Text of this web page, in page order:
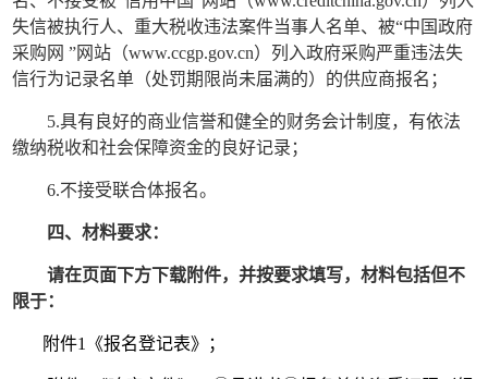
失信被执行人、重大税收违法案件当事人名单、被“中国政府
采购网 ”网站（www.ccgp.gov.cn）列入政府采购严重违法失
信行为记录名单（处罚期限尚未届满的）的供应商报名；
5.具有良好的商业信誉和健全的财务会计制度，有依法
缴纳税收和社会保障资金的良好记录；
6.不接受联合体报名。
四、材料要求：
请在页面下方下载附件，并按要求填写，材料包括但不
限于：
附件1《报名登记表》；